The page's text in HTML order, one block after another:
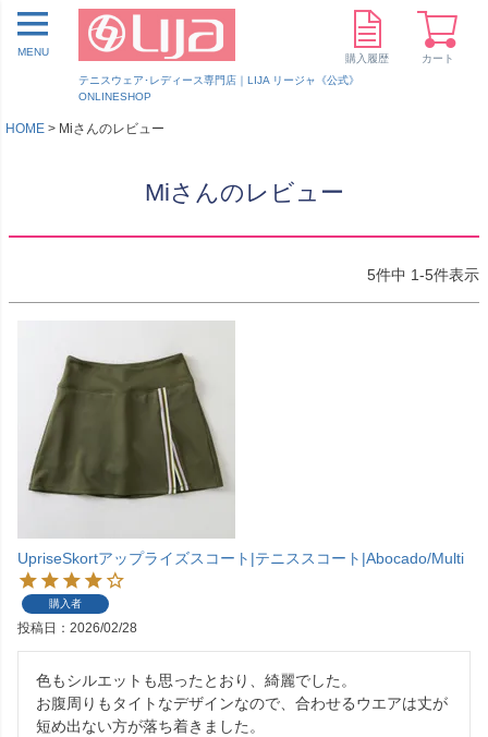
テニスウェア･レディース専門店｜LIJA リージャ《公式》
ONLINESHOP
MENU
購入履歴 カート
HOME Miさんのレビュー
Miさんのレビュー
5件中 1-5件表示
UpriseSkortアップライズスコート|テニススコート|Abocado/Multi
購入者
投稿日 2026/02/28
色もシルエットも思ったとおり、綺麗でした。
お腹周りもタイトなデザインなので、合わせるウエアは丈が
短め出ない方が落ち着きました。